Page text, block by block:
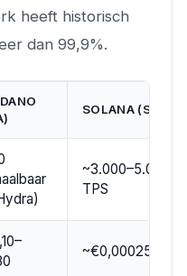
heeft historisch
dan 99,9%.
SOLANA (SOL)
~3.000–5.000
TPS